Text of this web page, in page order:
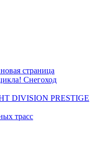
страница
Снегоход
DIVISION PRESTIGE
трасс